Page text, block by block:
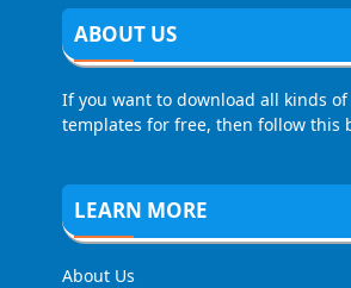
ABOUT US
If you want to download all kinds
templates for free, then follow this
LEARN MORE
About Us